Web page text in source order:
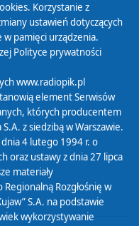
Korzystanie z
ustawień dotyczących
w pamięci urządzenia.
Polityce prywatności
www.radiopik.pl
element Serwisów
których producentem
z siedzibą w Warszawie.
4 lutego 1994 r. o
oraz ustawy z dnia 27 lipca
materiały
Rozgłośnię w
S.A. na podstawie
wykorzystywanie